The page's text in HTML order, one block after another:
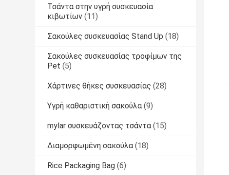
Τσάντα στην υγρή συσκευασία
κιβωτίων (11)
Σακούλες συσκευασίας Stand Up (18)
Σακούλες συσκευασίας τροφίμων της
Pet (5)
Χάρτινες θήκες συσκευασίας (28)
Υγρή καθαριστική σακούλα (9)
mylar συσκευάζοντας τσάντα (15)
Διαμορφωμένη σακούλα (18)
Rice Packaging Bag (6)